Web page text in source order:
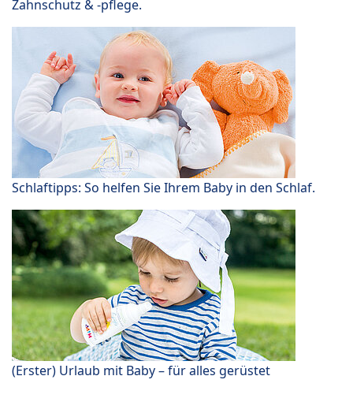
Zahnschutz & -pflege.
Schlaftipps: So helfen Sie Ihrem Baby in den Schlaf.
(Erster) Urlaub mit Baby – für alles gerüstet